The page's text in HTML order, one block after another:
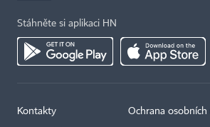
Stáhněte si aplikaci HN
Kontakty Ochrana osobních